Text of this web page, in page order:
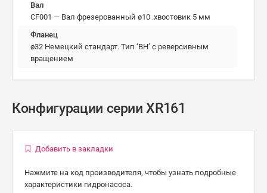
Вал
CF001 — Вал фрезерованный ø10 .хвостовик 5 мм
Фланец
ø32 Немецкий стандарт. Тип ‘BH’ с реверсивным
вращением
Конфигурации серии XR161
Добавить в закладки
Нажмите на код производителя, чтобы узнать подробные
характеристики гидронасоса.